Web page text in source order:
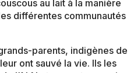
au lait à la manière
différentes communautés
parents, indigènes de
ont sauvé la vie. Ils les